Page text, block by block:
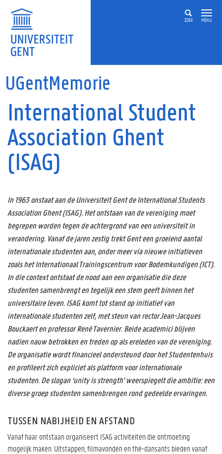
ZOEK MENU
UGentMemorie
International Student
Association Ghent
(ISAG)
In 1963 onstaat aan de Universiteit Gent de International Students
Association Ghent (ISAG). Het ontstaan van de vereniging moet
begrepen worden tegen de achtergrond van een universiteit in
verandering. Vanaf de jaren zestig trekt Gent een groeiend aantal
internationale studenten aan, onder meer via nieuwe initiatieven
zoals het Internationaal Trainingscentrum voor Bodemkundigen (ICT).
In die context ontstaat de nood aan een organisatie die deze
studenten samenbrengt en tegelijk een stem geeft binnen het
universitaire leven. ISAG komt tot stand op initiatief van
internationale studenten zelf, met steun van rector Jean-Jacques
Bouckaert en professor René Tavernier. Beide academici blijven
nadien nauw betrokken en treden op als ereleden van de vereniging.
De organisatie wordt financieel ondersteund door het Studentenhuis
en profileert zich expliciet als platform voor internationale
studenten. De slogan ‘unity is strength’ weerspiegelt die ambitie: een
diverse groep studenten samenbrengen rond gedeelde ervaringen.
TUSSEN NABIJHEID EN AFSTAND
Vanaf haar ontstaan organiseert ISAG activiteiten die ontmoeting
mogelijk maken. Uitstappen, filmavonden en thé-dansants bieden vanaf